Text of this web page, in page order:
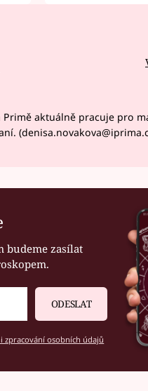
aktuálně pracuje pro
budeme zasílat
ODESLAT
zpracování osobních údajů